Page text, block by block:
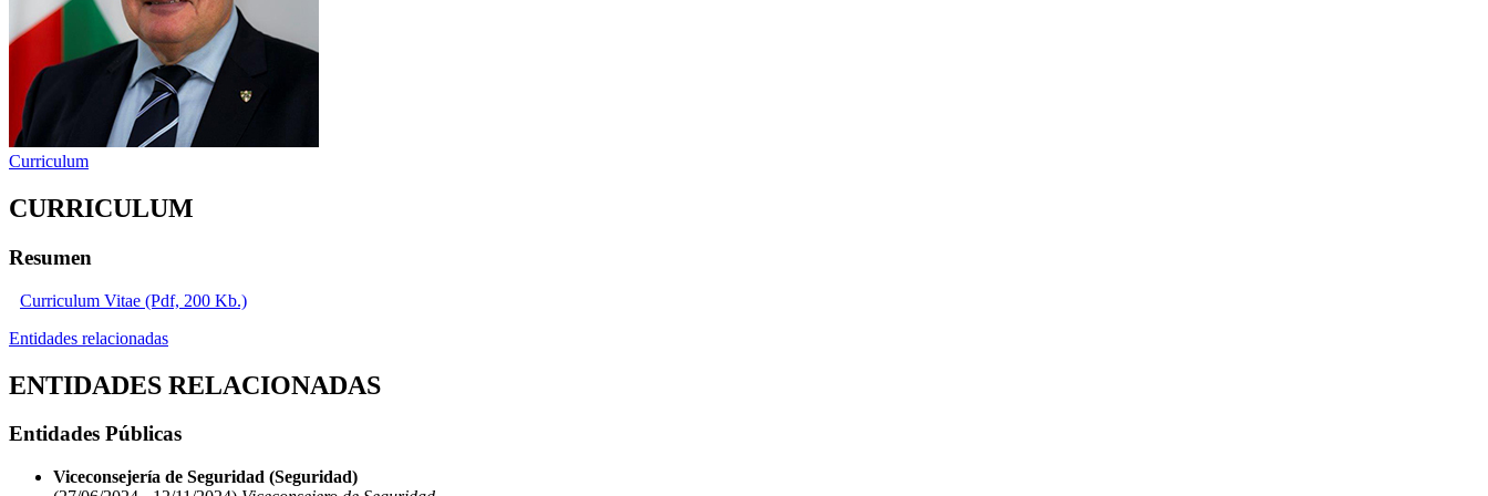
Curriculum
CURRICULUM
Resumen
Curriculum Vitae (Pdf, 200 Kb.)
Entidades relacionadas
ENTIDADES RELACIONADAS
Entidades Públicas
Viceconsejería de Seguridad (Seguridad)